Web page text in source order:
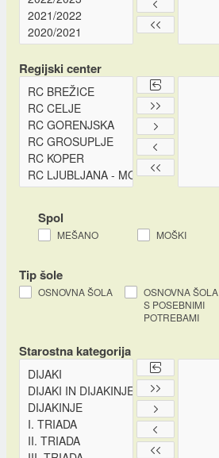
Regijski center
Spol
MEŠANO MOŠKI
Tip šole
OSNOVNA ŠOLA
OSNOVNA ŠOLA
S POSEBNIMI
POTREBAMI
Starostna kategorija